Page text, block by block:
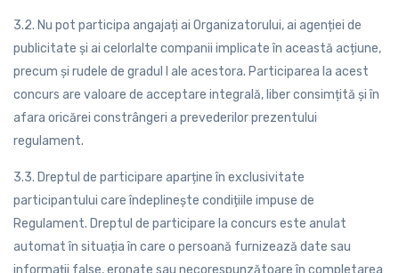
3.2. Nu pot participa angajați ai Organizatorului, ai agenției de
publicitate și ai celorlalte companii implicate în această acțiune,
precum și rudele de gradul I ale acestora. Participarea la acest
concurs are valoare de acceptare integrală, liber consimțită și în
afara oricărei constrângeri a prevederilor prezentului
regulament.
3.3. Dreptul de participare aparține în exclusivitate
participantului care îndeplinește condițiile impuse de
Regulament. Dreptul de participare la concurs este anulat
automat în situația în care o persoană furnizează date sau
informații false, eronate sau necorespunzătoare în completarea